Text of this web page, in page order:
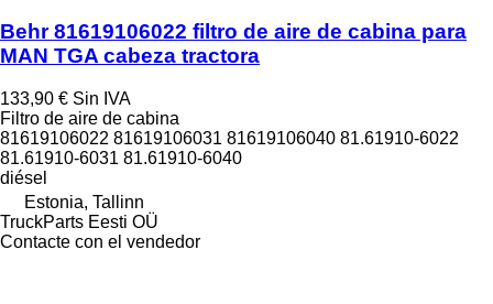
Behr 81619106022 filtro de aire de cabina para
MAN TGA cabeza tractora
133,90 € Sin IVA
Filtro de aire de cabina
81619106022 81619106031 81619106040 81.61910-6022
81.61910-6031 81.61910-6040
diésel
Estonia, Tallinn
TruckParts Eesti OÜ
Contacte con el vendedor